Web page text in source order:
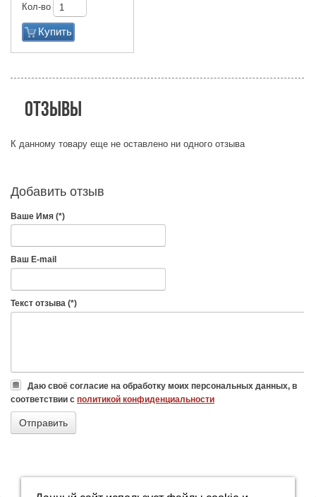
Кол-во
Купить
Отзывы
К данному товару еще не оставлено ни одного отзыва
Добавить отзыв
Ваше Имя (*)
Ваш E-mail
Текст отзыва (*)
Даю своё согласие на обработку моих персональных данных, в
соответствии с политикой конфиденциальности